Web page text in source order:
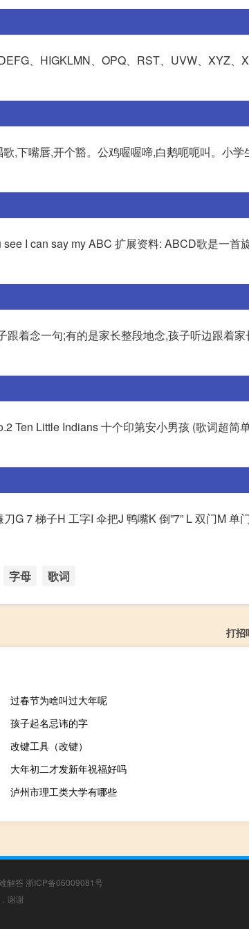
、HIGKLMN、OPQ、RST、UVW、XYZ、
,下嘴唇,开个豁。公鸡喔喔啼,白鹅呃呃叫。小学
I can say my ABC 扩展资料: ABCD歌是一首
着念一句;有的是家长整段地念,孩子听边跟着家
Ten Little Indians 十个印第安小男孩 (歌词超简
G 7 梯子H 工字I 伞把J 鸭嘴K 倒”7” L 双门M 单
字母 歌词
打招
过春节为啥叫过大年呢
孩子起名忌讳的字
改键工具（改键）
大年初二才发新年祝福好吗
泸州市理工类大学有哪些
解答 浙ICP备06009081号
谢谢